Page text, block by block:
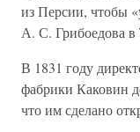
из Персии, чтобы
А. С. Грибоедова в
В 1831 году
фабрики Каковин
что им сделано